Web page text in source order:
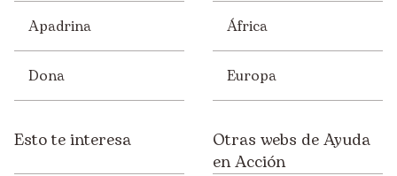
Apadrina
Dona
África
Europa
Esto te interesa
Otras webs de Ayuda
en Acción